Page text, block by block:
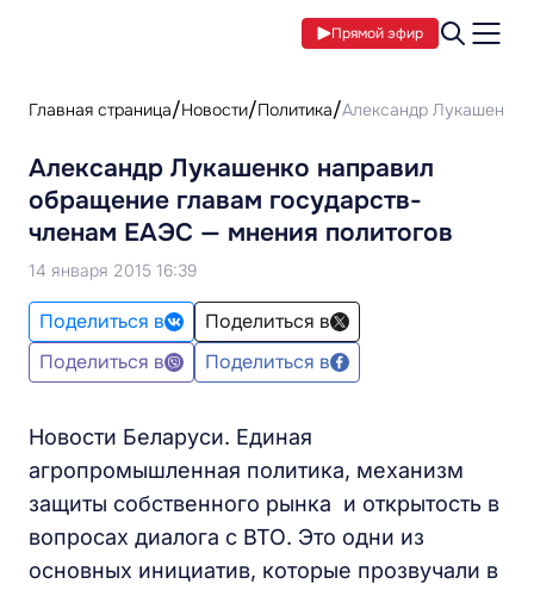
Прямой эфир
Главная страница Новости Политика Александр Лукашенко
Александр Лукашенко направил
обращение главам государств-
членам ЕАЭС — мнения политогов
14 января 2015 16:39
Поделиться в
Поделиться в
Поделиться в
Поделиться в
Новости Беларуси. Единая
агропромышленная политика, механизм
защиты собственного рынка и открытость в
вопросах диалога с ВТО. Это одни из
основных инициатив, которые прозвучали в